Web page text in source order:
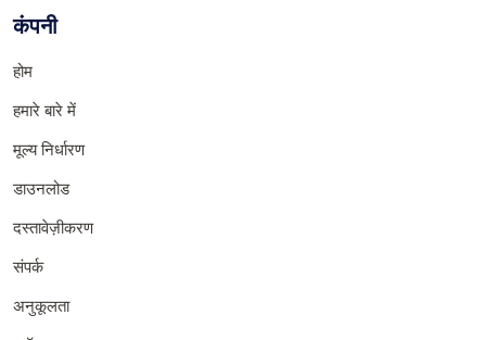
कंपनी
होम
हमारे बारे में
मूल्य निर्धारण
डाउनलोड
दस्तावेज़ीकरण
संपर्क
अनुकूलता